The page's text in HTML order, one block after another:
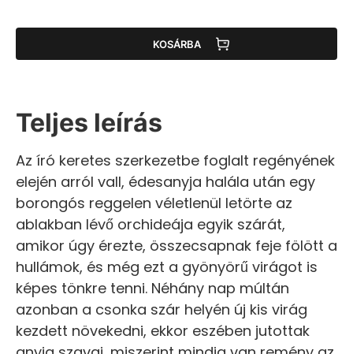
KOSÁRBA
Teljes leírás
Az író keretes szerkezetbe foglalt regényének
elején arról vall, édesanyja halála után egy
borongós reggelen véletlenül letörte az
ablakban lévő orchideája egyik szárát,
amikor úgy érezte, összecsapnak feje fölött a
hullámok, és még ezt a gyönyörű virágot is
képes tönkre tenni. Néhány nap múltán
azonban a csonka szár helyén új kis virág
kezdett növekedni, ekkor eszében jutottak